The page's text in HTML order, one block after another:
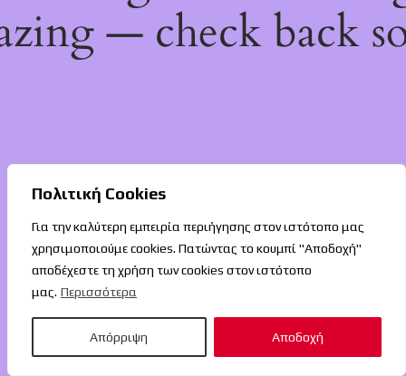
Πολιτική Cookies
Για την καλύτερη εμπειρία περιήγησης στον ιστότοπο μας
χρησιμοποιούμε cookies. Πατώντας το κουμπί "Αποδοχή"
αποδέχεστε τη χρήση των cookies στον ιστότοπο
μας. Περισσότερα
Απόρριψη Αποδοχή
— check back